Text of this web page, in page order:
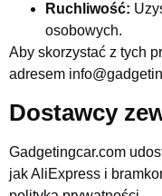
Ruchliwość:
osobowych.
Aby skorzystać z tych
adresem
Dostawcy
Gadgetingcar.com
jak AliExpress i